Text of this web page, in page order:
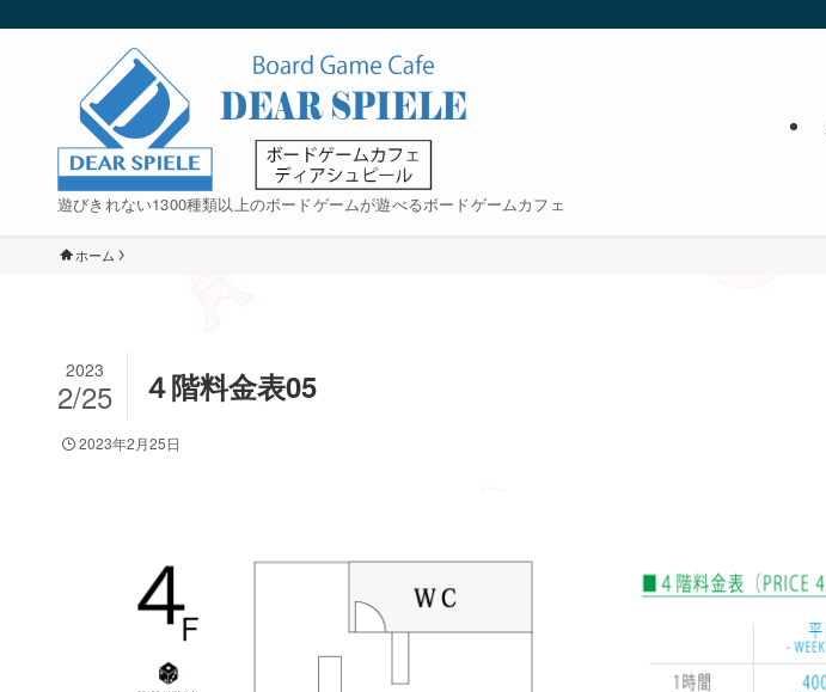
遊びきれない1300種類以上のボードゲームが遊べるボードゲームカフェ
ホーム
４階料金表05
2023
2/25
2023年2月25日